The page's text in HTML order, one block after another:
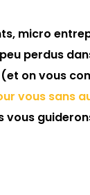
micro
perdus
on vous
vous sans
vous